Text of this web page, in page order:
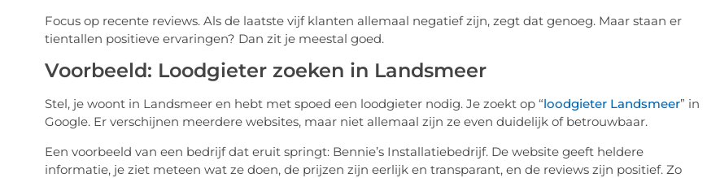
Focus op recente reviews. Als de laatste vijf klanten allemaal negatief zijn, zegt dat genoeg. Maar staan er
tientallen positieve ervaringen? Dan zit je meestal goed.
Voorbeeld: Loodgieter zoeken in Landsmeer
Stel, je woont in Landsmeer en hebt met spoed een loodgieter nodig. Je zoekt op “loodgieter Landsmeer” in
Google. Er verschijnen meerdere websites, maar niet allemaal zijn ze even duidelijk of betrouwbaar.
Een voorbeeld van een bedrijf dat eruit springt: Bennie’s Installatiebedrijf. De website geeft heldere
informatie, je ziet meteen wat ze doen, de prijzen zijn eerlijk en transparant, en de reviews zijn positief. Zo